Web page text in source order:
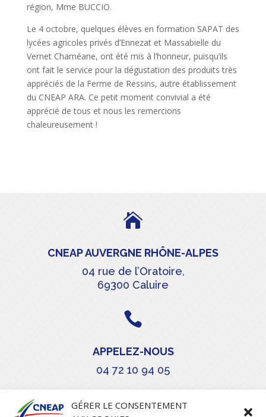
GÉRER LE CONSENTEMENT
région, Mme BUCCIO.
Le 4 octobre, quelques élèves en formation SAPAT des
lycées agricoles privés d’Ennezat et Massabielle du
Vernet Chaméane, ont été mis à l’honneur, puisqu’ils
ont fait le service pour la dégustation des produits très
appréciés de la Ferme de Ressins, autre établissement
du CNEAP ARA. Ce petit moment convivial a été
apprécié de tous et nous les remercions
chaleureusement !

CNEAP AUVERGNE RHÔNE-ALPES
04 rue de l’Oratoire,
69300 Caluire

APPELEZ-NOUS
04 72 10 94 05
